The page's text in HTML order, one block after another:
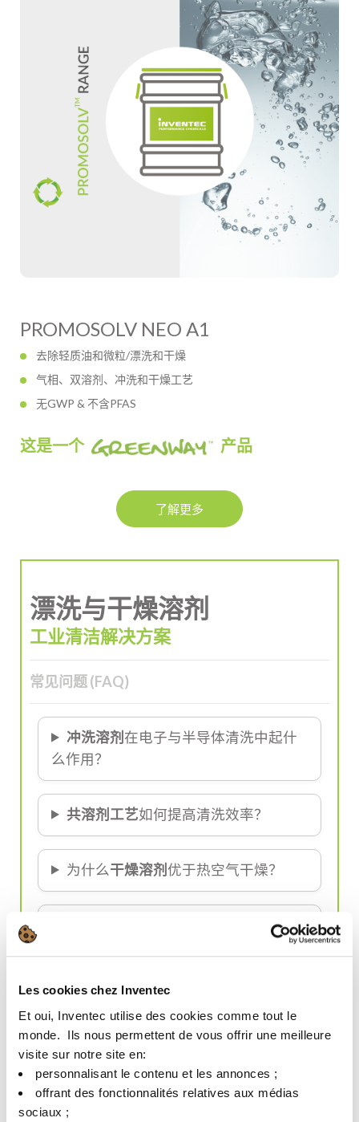
Les cookies chez Inventec
Et oui, Inventec utilise des cookies comme tout le
monde. ​ Ils nous permettent de vous offrir une meilleure
visite sur notre site en:​
personnalisant le contenu et les annonces ;​
offrant des fonctionnalités relatives aux médias
sociaux ; ​
PROMOSOLV NEO A1
去除轻质油和微粒/漂洗和干燥
气相、双溶剂、冲洗和干燥工艺
无GWP & 不含PFAS
这是一个 产品
了解更多
漂洗与干燥溶剂
工业清洁解决方案
常见问题 (FAQ)
冲洗溶剂 在电子与半导体清洗中起什
么作用？
共溶剂工艺如何提高清洗效率？
为什么干燥溶剂 优于热空气干燥？
哪些特性决定溶剂的冲洗或干燥性
冲洗溶剂如何支持
INVENTEC 的共溶剂工艺有哪些优